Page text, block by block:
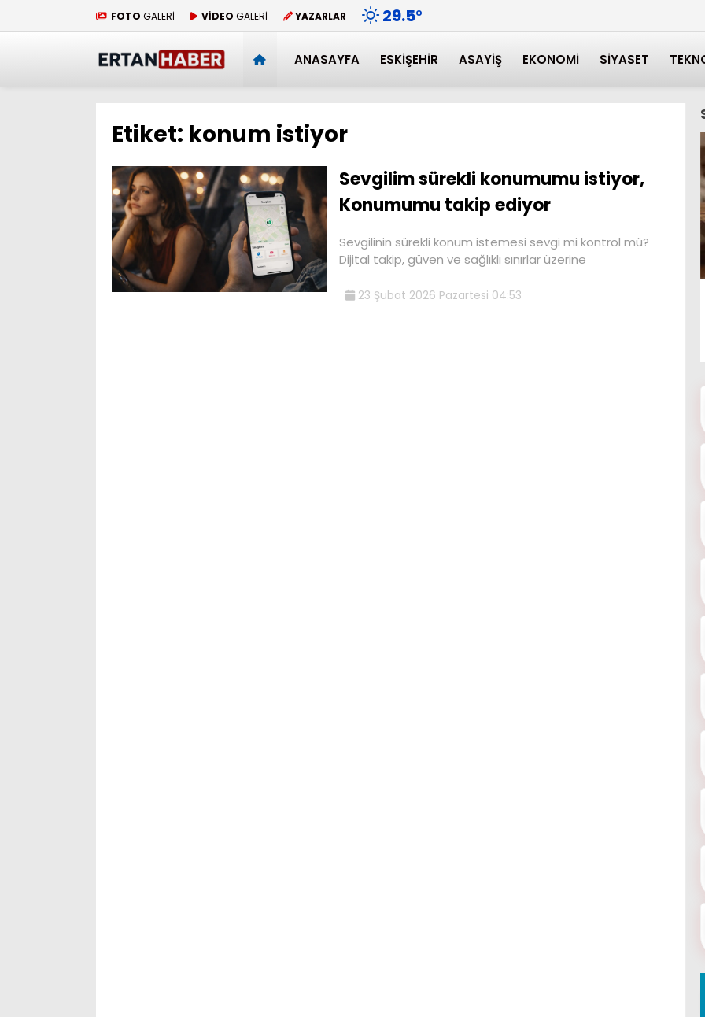
FOTO GALERİ VİDEO GALERİ YAZARLAR 29.5°
ANASAYFA ESKIŞEHIR ASAYIŞ EKONOMI SIYASET
Etiket: konum istiyor
Sevgilim sürekli konumumu istiyor,
Konumumu takip ediyor
Sevgilinin sürekli konum istemesi sevgi mi kontrol mü?
Dijital takip, güven ve sağlıklı sınırlar üzerine
23 Şubat 2026 Pazartesi 04:53